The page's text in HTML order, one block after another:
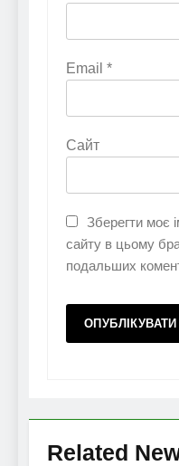
Email *
Сайт
Зберегти моє
сайту в цьому
подальших
Related